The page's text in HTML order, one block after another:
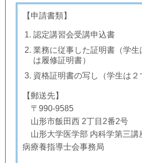
【申請書類】
認定講習会受講申込書
業務に従事した証明書 （学
は履修証明書）
資格証明書の写し（学生は２
【郵送先】
〒 990-9585
山形市飯田西 2丁目2番2号
山形大学医学部 内科学第三
病療養指導士会事務局